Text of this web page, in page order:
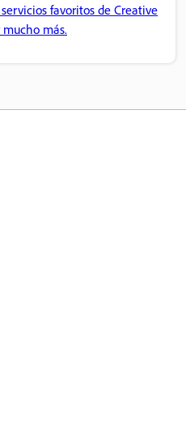
favoritos de Creative
más.